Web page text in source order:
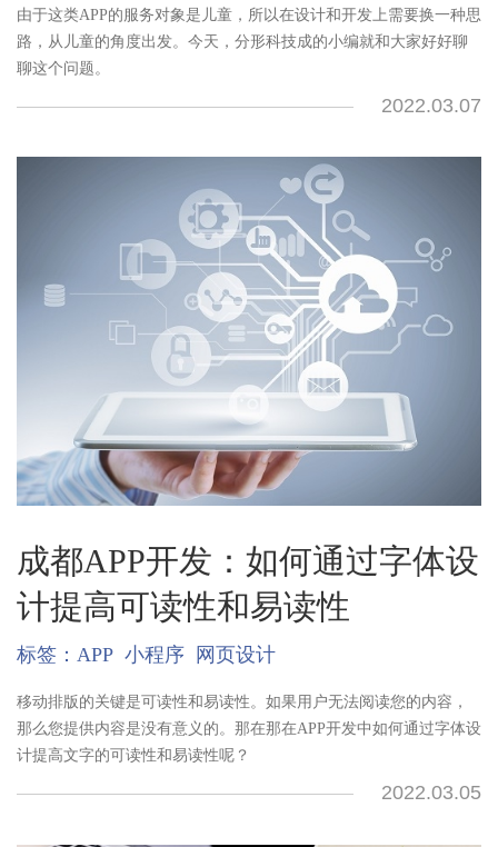
由于这类APP的服务对象是儿童，所以在设计和开发上需要换一种思
路，从儿童的角度出发。今天，分形科技成的小编就和大家好好聊
聊这个问题。
2022.03.07
成都APP开发：如何通过字体设
计提高可读性和易读性
标签： APP 小程序 网页设计
移动排版的关键是可读性和易读性。如果用户无法阅读您的内容，
那么您提供内容是没有意义的。那在那在APP开发中如何通过字体设
计提高文字的可读性和易读性呢？
2022.03.05